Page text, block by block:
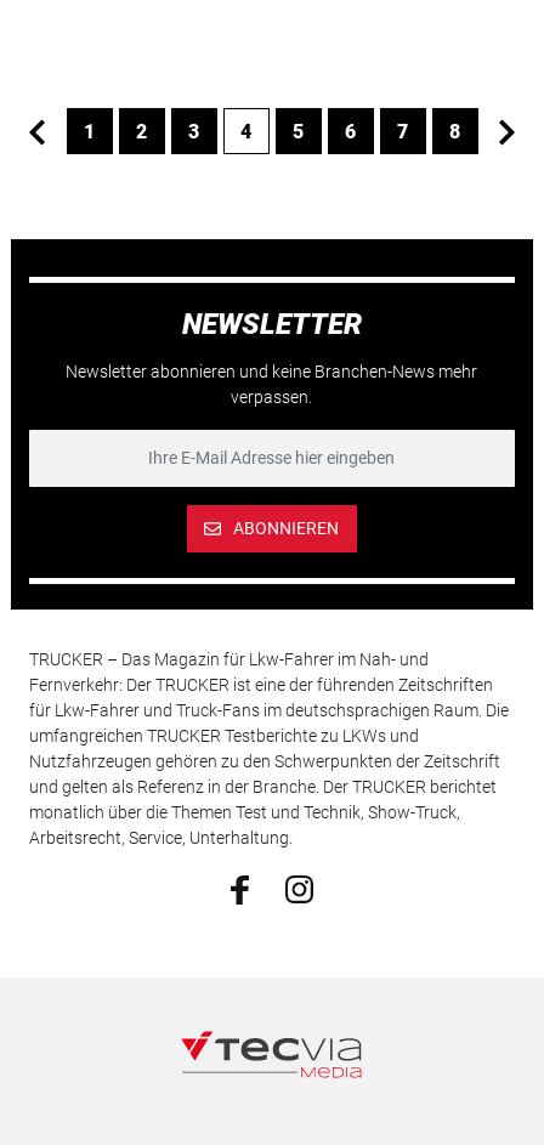
1 2 3 4 5 6 7 8
NEWSLETTER
Newsletter abonnieren und keine Branchen-News mehr
verpassen.
ABONNIEREN
TRUCKER – Das Magazin für Lkw-Fahrer im Nah- und
Fernverkehr: Der TRUCKER ist eine der führenden Zeitschriften
für Lkw-Fahrer und Truck-Fans im deutschsprachigen Raum. Die
umfangreichen TRUCKER Testberichte zu LKWs und
Nutzfahrzeugen gehören zu den Schwerpunkten der Zeitschrift
und gelten als Referenz in der Branche. Der TRUCKER berichtet
monatlich über die Themen Test und Technik, Show-Truck,
Arbeitsrecht, Service, Unterhaltung.